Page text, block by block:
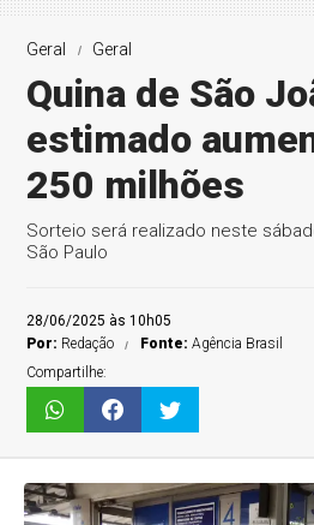
Geral Geral
Quina de São
estimado
250 milhões
Sorteio será realizado neste
São Paulo
28/06/2025 às 10h05
Por: Redação Fonte:Agência Brasil
Compartilhe: